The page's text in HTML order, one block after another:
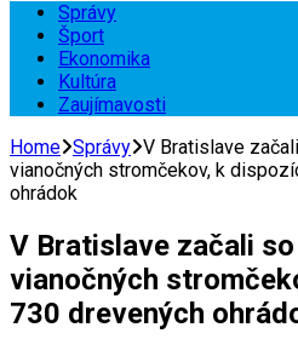
Správy
Šport
Ekonomika
Kultúra
Zaujímavosti
Home Správy V Bratislave
vianočných stromčekov, k
ohrádok
V Bratislave začali
vianočných
730 drevených